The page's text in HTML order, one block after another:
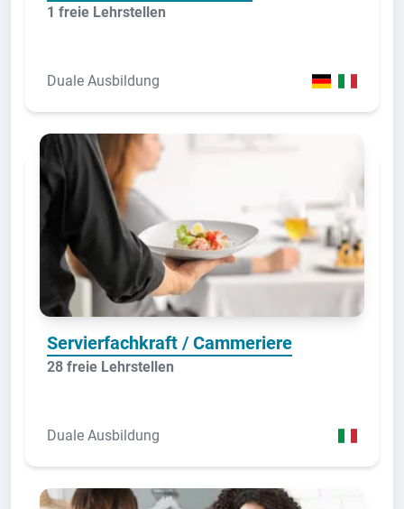
1 freie Lehrstellen
Duale Ausbildung
Servierfachkraft / Cammeriere
28 freie Lehrstellen
Duale Ausbildung